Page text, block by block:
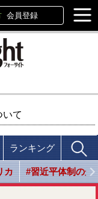
会員登録
いて
ランキング
カ #習近平体制の光